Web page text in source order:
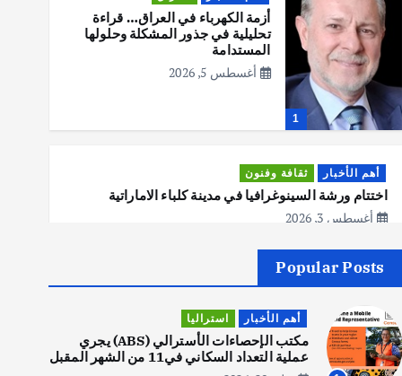
1
أزمة الكهرباء في العراق… قراءة
تحليلية في جذور المشكلة وحلولها
المستدامة
أغسطس 5, 2026
أهم الأخبار ثقافة وفنون
اختتام ورشة السينوغرافيا في مدينة كلباء الاماراتية
أغسطس 3, 2026
أهم الأخبار جاليات غير مصنف
قصة نجاح العراقي عمر الشمري الذي
اصبح بطلاً لأستراليا بلعبة كمال
الاجسام
يوليو 30, 2026
Popular Posts
أهم الأخبار استراليا
مكتب الإحصاءات الأسترالي (ABS) يجري
عملية التعداد السكاني في11 من الشهر المقبل